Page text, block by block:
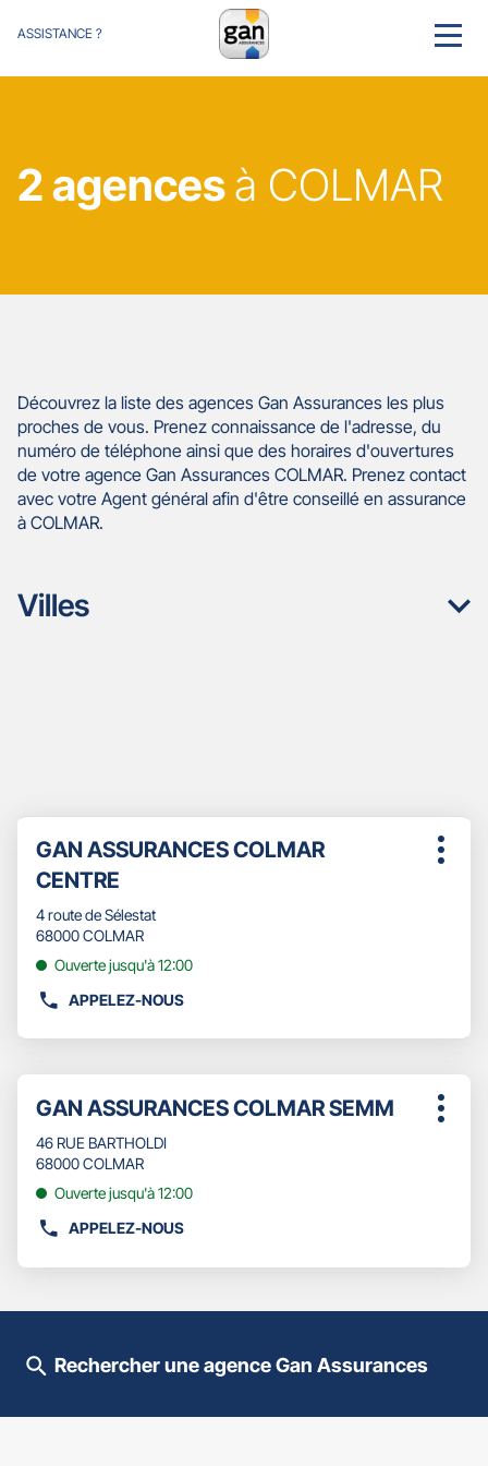
ASSISTANCE ? MENU
2 agencesà COLMAR
Découvrez la liste des agences Gan Assurances les plus
proches de vous. Prenez connaissance de l'adresse, du
numéro de téléphone ainsi que des horaires d'ouvertures
de votre agence Gan Assurances COLMAR. Prenez contact
avec votre Agent général afin d'être conseillé en assurance
à COLMAR.
Villes
sur
touche
ENTRÉE
pour
plus
amples
informations
Point
de
vente
:
GAN ASSURANCES COLMAR
CENTRE
4 route de Sélestat
68000 COLMAR
Ouverte jusqu'à 12:00
APPELEZ-NOUS
AFFICHER
DE
TÉLÉPHONE
DU
POINT
DE
VENTE
GAN
ASSURANCES
CENTRE
Plus
sur
touche
ENTRÉE
pour
amples
Point
vente
:
GAN ASSURANCES COLMAR SEMM
46 RUE BARTHOLDI
68000 COLMAR
Ouverte jusqu'à 12:00
APPELEZ-NOUS
AFFICHER
POINT
VENTE
Plus
Rechercher une agence Gan Assurances